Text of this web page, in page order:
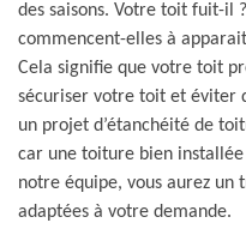
des saisons. Votre toit fuit-il
commencent-elles à
Cela signifie que votre toit
sécuriser votre toit et éviter
un projet d’étanchéité de
car une toiture bien
notre équipe, vous aurez un
adaptées à votre demande.